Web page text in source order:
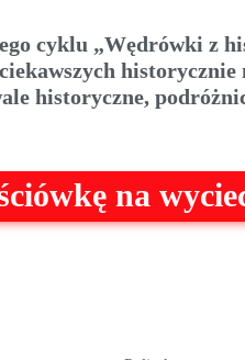
cyklu „Wędrówki z
historyczne,
na